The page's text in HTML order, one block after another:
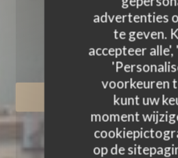
advertenties
te geven.
accepteer
voorkeuren
kunt uw
moment
op de
BRASSERIE